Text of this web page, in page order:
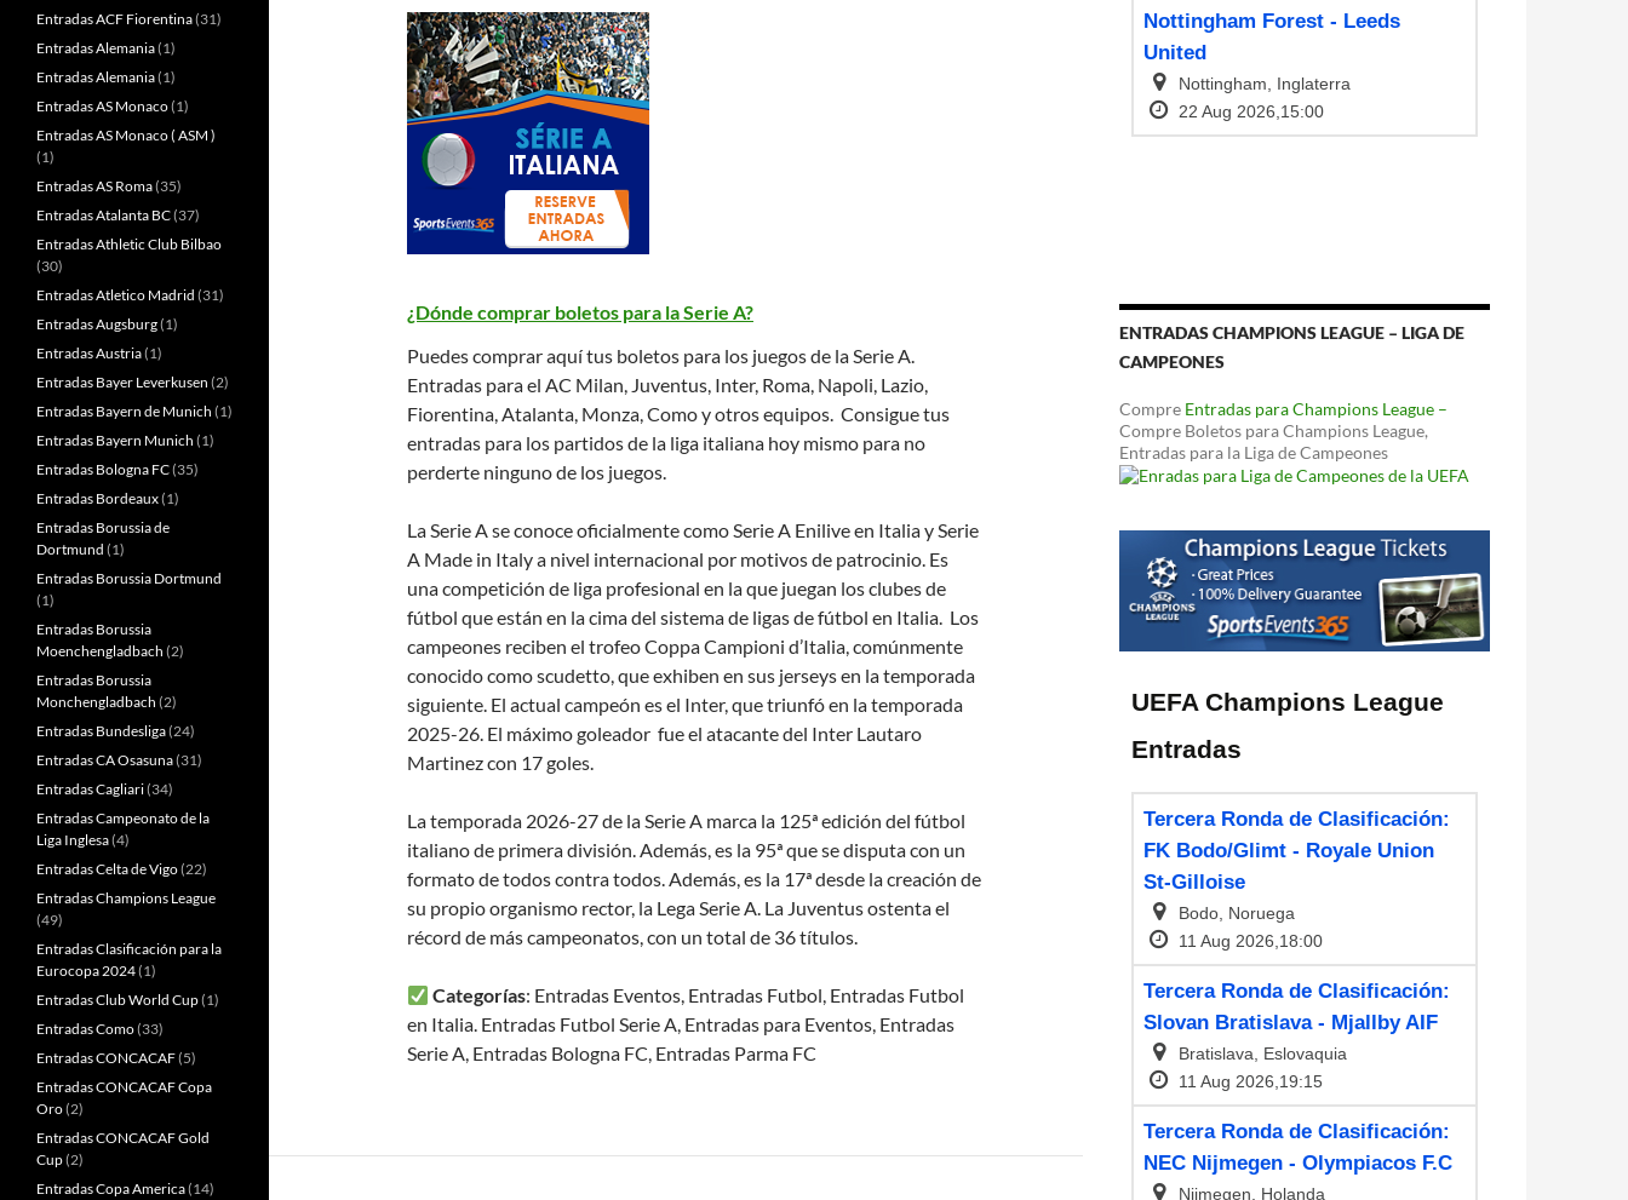
¿Dónde comprar boletos para la Serie A?
Puedes comprar aquí tus boletos para los juegos de la Serie A.
Entradas para el AC Milan, Juventus, Inter, Roma, Napoli, Lazio,
Fiorentina, Atalanta, Monza, Como y otros equipos. Consigue tus
entradas para los partidos de la liga italiana hoy mismo para no
perderte ninguno de los juegos.
La Serie A se conoce oficialmente como Serie A Enilive en Italia y Serie
A Made in Italy a nivel internacional por motivos de patrocinio. Es
una competición de liga profesional en la que juegan los clubes de
fútbol que están en la cima del sistema de ligas de fútbol en Italia. Los
campeones reciben el trofeo Coppa Campioni d’Italia, comúnmente
conocido como scudetto, que exhiben en sus jerseys en la temporada
siguiente. El actual campeón es el Inter, que triunfó en la temporada
2025-26. El máximo goleador fue el atacante del Inter Lautaro
Martinez con 17 goles.
La temporada 2026-27 de la Serie A marca la 125ª edición del fútbol
italiano de primera división. Además, es la 95ª que se disputa con un
formato de todos contra todos. Además, es la 17ª desde la creación de
su propio organismo rector, la Lega Serie A. La Juventus ostenta el
récord de más campeonatos, con un total de 36 títulos.
Categorías: Entradas Eventos, Entradas Futbol, Entradas Futbol
en Italia. Entradas Futbol Serie A, Entradas para Eventos, Entradas
Serie A, Entradas Bologna FC, Entradas Parma FC
ENTRADAS CHAMPIONS LEAGUE – LIGA DE
CAMPEONES
Compre Entradas para Champions League –
Compre Boletos para Champions League,
Entradas para la Liga de Campeones
Entradas ACF Fiorentina(31)
Entradas Alemania(1)
Entradas Alemania(1)
Entradas AS Monaco(1)
Entradas AS Monaco ( ASM )
(1)
Entradas AS Roma(35)
Entradas Atalanta BC(37)
Entradas Athletic Club Bilbao
(30)
Entradas Atletico Madrid (31)
Entradas Augsburg(1)
Entradas Austria(1)
Entradas Bayer Leverkusen (2)
Entradas Bayern de Munich (1)
Entradas Bayern Munich (1)
Entradas Bologna FC(35)
Entradas Bordeaux(1)
Entradas Borussia de
Dortmund (1)
Entradas Borussia Dortmund
(1)
Entradas Borussia
Moenchengladbach (2)
Entradas Borussia
Monchengladbach (2)
Entradas Bundesliga(24)
Entradas CA Osasuna(31)
Entradas Cagliari(34)
Entradas Campeonato de la
Liga Inglesa(4)
Entradas Celta de Vigo(22)
Entradas Champions League
(49)
Entradas Clasificación para la
Eurocopa 2024(1)
Entradas Club World Cup(1)
Entradas Como(33)
Entradas CONCACAF(5)
Entradas CONCACAF Copa
Oro(2)
Entradas CONCACAF Gold
Cup(2)
Entradas Copa America(14)